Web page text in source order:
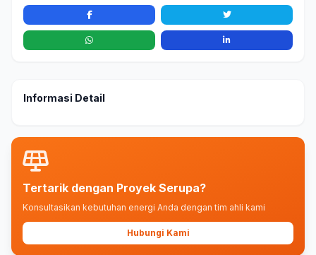
Informasi Detail
Tertarik dengan Proyek Serupa?
Konsultasikan kebutuhan energi Anda dengan tim ahli kami
Hubungi Kami